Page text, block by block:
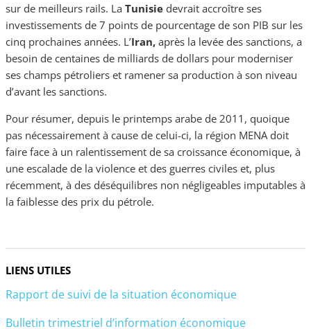
sur de meilleurs rails. La Tunisie devrait accroître ses
investissements de 7 points de pourcentage de son PIB sur les
cinq prochaines années. L’Iran, après la levée des sanctions, a
besoin de centaines de milliards de dollars pour moderniser
ses champs pétroliers et ramener sa production à son niveau
d’avant les sanctions.
Pour résumer, depuis le printemps arabe de 2011, quoique
pas nécessairement à cause de celui-ci, la région MENA doit
faire face à un ralentissement de sa croissance économique, à
une escalade de la violence et des guerres civiles et, plus
récemment, à des déséquilibres non négligeables imputables à
la faiblesse des prix du pétrole.
LIENS UTILES
Rapport de suivi de la situation économique
Bulletin trimestriel d’information économique